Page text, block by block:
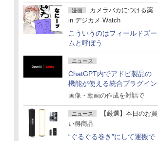
漫画
カメラバカにつける薬
in デジカメ Watch
こういうのはフィールドズー
ムと呼ぼう
ニュース
ChatGPT内でアドビ製品の
機能が使える統合プラグイン
画像・動画の作成を対話で
ニュース
【厳選】本日のお買
い得商品
“ぐるぐる巻き”にして運搬で